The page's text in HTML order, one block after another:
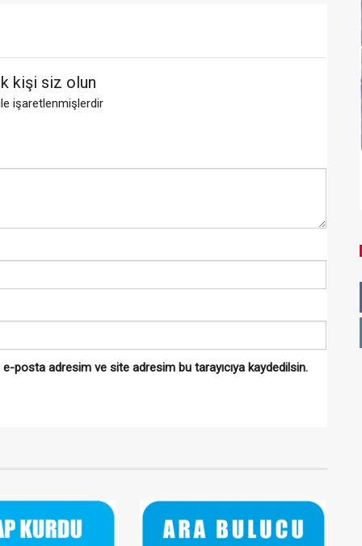
kişi siz olun
işaretlenmişlerdir
e-posta adresim ve site adresim bu tarayıcıya kaydedilsin.